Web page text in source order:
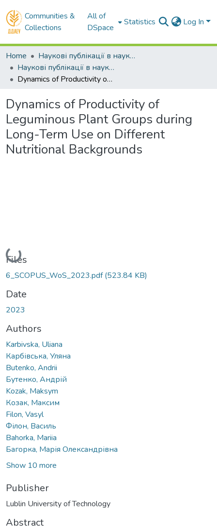
Communities &
Collections
All of
DSpace
Statistics Log In
Home
Наукові публікації в наукометричних базах Scopus та Web of Science
Наукові публікації в наукометричній базі Scopus
Dynamics of Productivity of Leguminous Plant Groups during Long-Term Use on Different Nutritional Backgrounds
Dynamics of Productivity of
Leguminous Plant Groups during
Long-Term Use on Different
Nutritional Backgrounds
Loading...
Files
6_SCOPUS_WoS_2023.pdf(523.84 KB)
Date
2023
Authors
Karbivska, Uliana
Карбівська, Уляна
Butenko, Andrii
Бутенко, Андрій
Kozak, Maksym
Козак, Максим
Filon, Vasyl
Філон, Василь
Bahorka, Mariia
Багорка, Марія Олександрівна
Show 10 more
Publisher
Lublin University of Technology
Abstract